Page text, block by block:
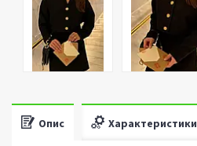
Опис Характеристики